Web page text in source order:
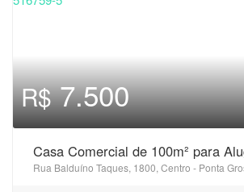
R$7.500
Casa Comercial de 100m² para
Rua Balduíno Taques, 1800, Centro - Ponta